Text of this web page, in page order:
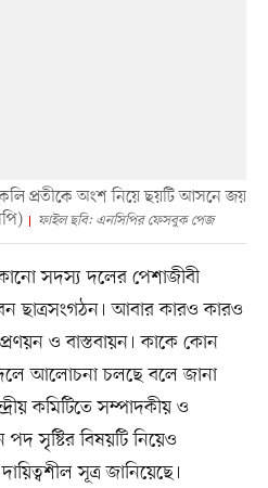
প্রতীকে অংশ নিয়ে ছয়টি আসনে জয়
ফাইল ছবি: এনসিপির ফেসবুক পেজ
সদস্য দলের পেশাজীবী
ছাত্রসংগঠন। আবার কারও কারও
ও বাস্তবায়ন। কাকে কোন
দলে আলোচনা চলছে বলে জানা
কমিটিতে সম্পাদকীয় ও
সৃষ্টির বিষয়টি নিয়েও
সূত্র জানিয়েছে।